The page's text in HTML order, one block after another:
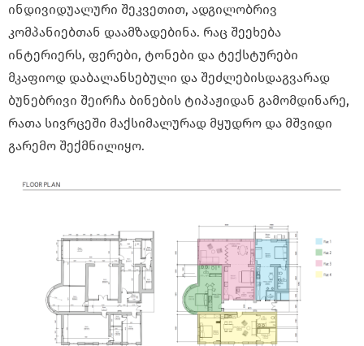
ინდივიდუალური შეკვეთით, ადგილობრივ
კომპანიებთან დაამზადებინა. რაც შეეხება
ინტერიერს, ფერები, ტონები და ტექსტურები
მკაფიოდ დაბალანსებული და შეძლებისდაგვარად
ბუნებრივი შეირჩა ბინების ტიპაჟიდან გამომდინარე,
რათა სივრცეში მაქსიმალურად მყუდრო და მშვიდი
გარემო შექმნილიყო.